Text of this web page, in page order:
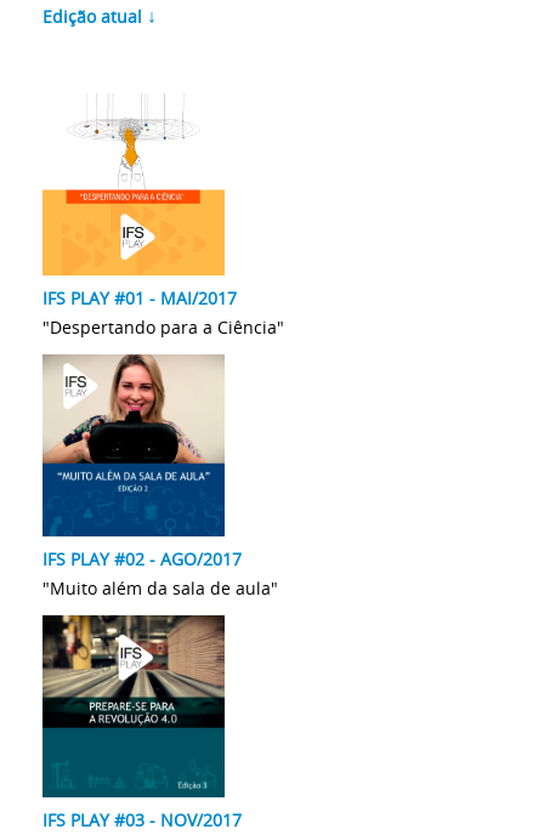
Edição atual ↓
IFS PLAY #01 - MAI/2017
"Despertando para a Ciência"
IFS PLAY #02 - AGO/2017
"Muito além da sala de aula"
IFS PLAY #03 - NOV/2017